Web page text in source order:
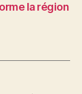
la région